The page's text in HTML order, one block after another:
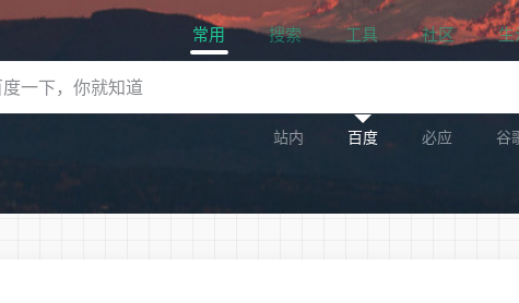
常用 搜索 工具 社区 生
站内 百度 必应 谷